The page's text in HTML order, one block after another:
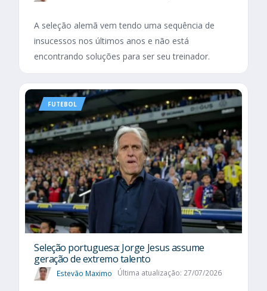
A seleção alemã vem tendo uma sequência de
insucessos nos últimos anos e não está
encontrando soluções para ser seu treinador.
FUTEBOL
Seleção portuguesa: Jorge Jesus assume
geração de extremo talento
Estevão Maximo Última atualização: 27/07/2026